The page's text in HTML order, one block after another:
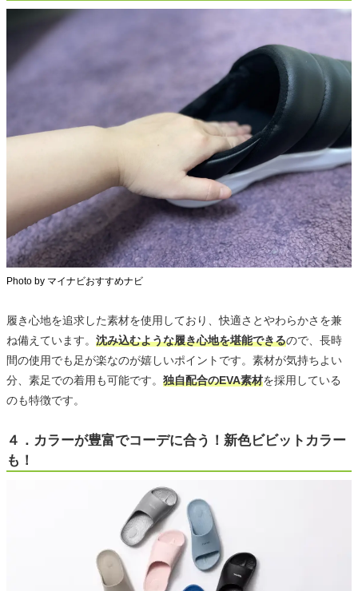
Photo by マイナビおすすめナビ
履き心地を追求した素材を使用しており、快適さとやわらかさを兼
ね備えています。 沈み込むような履き心地を堪能できるので、長時
間の使用でも足が楽なのが嬉しいポイントです。素材が気持ちよい
分、素足での着用も可能です。 独自配合のEVA素材を採用している
のも特徴です。
４．カラーが豊富でコーデに合う！新色ビビットカラー
も！